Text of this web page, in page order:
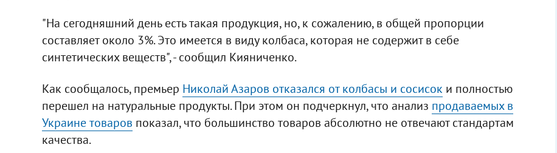
"На сегодняшний день есть такая продукция, но, к сожалению, в общей пропорции
составляет около 3%. Это имеется в виду колбаса, которая не содержит в себе
синтетических веществ", - сообщил Кияниченко.
Как сообщалось, премьер Николай Азаров отказался от колбасы и сосисок и полностью
перешел на натуральные продукты. При этом он подчеркнул, что анализ продаваемых в
Украине товаров показал, что большинство товаров абсолютно не отвечают стандартам
качества.